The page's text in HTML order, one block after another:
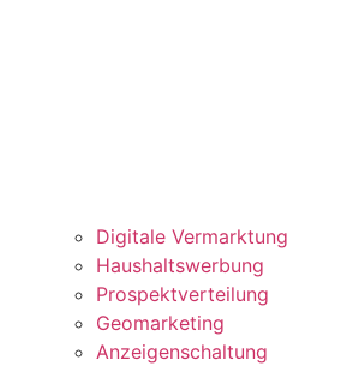
Digitale Vermarktung
Haushaltswerbung
Prospektverteilung
Geomarketing
Anzeigenschaltung